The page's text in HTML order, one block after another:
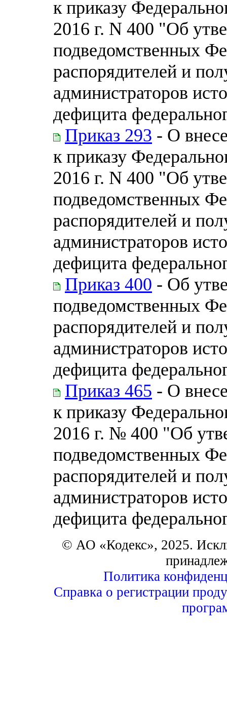
к приказу
2016 г. N 400 "Об
подведомственных
распорядителей и
администраторов
дефицита
Приказ 293 - О
к приказу
2016 г. N 400 "Об
подведомственных
распорядителей и
администраторов
дефицита
Приказ 400 - Об
подведомственных
распорядителей и
администраторов
дефицита
Приказ 465 - О
к приказу
2016 г. № 400 "Об
подведомственных
распорядителей и
администраторов
дефицита
© АО «Кодекс», 2025.
Политика
Справка о регистрации